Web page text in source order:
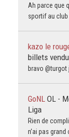
Ah parce que
sportif au club
kazo le
billets
bravo
GoNL OL -
Liga
Rien de
n’ai pas